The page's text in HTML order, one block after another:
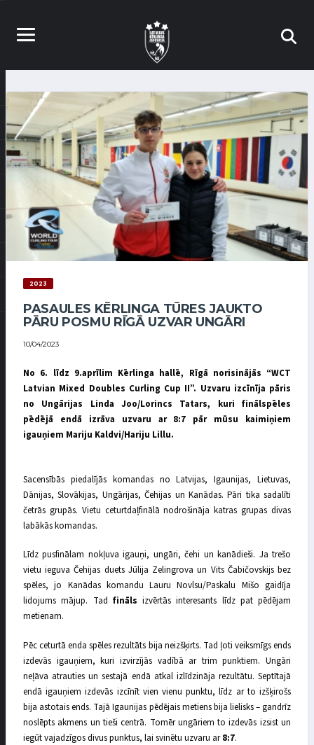
2023
PASAULES KĒRLINGA TŪRES JAUKTO
PĀRU POSMU RĪGĀ UZVAR UNGĀRI
10/04/2023
No 6. līdz 9.aprīlim Kērlinga hallē, Rīgā norisinājās “WCT
Latvian Mixed Doubles Curling Cup II”. Uzvaru izcīnīja pāris
no Ungārijas Linda Joo/Lorincs Tatars, kuri finālspēles
pēdējā endā izrāva uzvaru ar 8:7 pār mūsu kaimiņiem
igauņiem Mariju Kaldvi/Hariju Lillu.
Sacensībās piedalījās komandas no Latvijas, Igaunijas, Lietuvas,
Dānijas, Slovākijas, Ungārijas, Čehijas un Kanādas. Pāri tika sadalīti
četrās grupās. Vietu ceturtdaļfinālā nodrošināja katras grupas divas
labākās komandas.
Līdz pusfinālam nokļuva igauņi, ungāri, čehi un kanādieši. Ja trešo
vietu ieguva Čehijas duets Jūlija Zelingrova un Vits Čabičovskijs bez
spēles, jo Kanādas komandu Lauru Novlsu/Paskalu Mišo gaidīja
lidojums mājup. Tad fināls izvērtās interesants līdz pat pēdējam
metienam.
Pēc ceturtā enda spēles rezultāts bija neizšķirts. Tad ļoti veiksmīgs ends
izdevās igauņiem, kuri izvirzījās vadībā ar trim punktiem. Ungāri
neļāva atrauties un sestajā endā atkal izlīdzināja rezultātu. Septītajā
endā igauņiem izdevās izcīnīt vien vienu punktu, līdz ar to izšķirošs
bija astotais ends. Tajā Igaunijas pēdējais metiens bija lielisks – gandrīz
noslēpts akmens un tieši centrā. Tomēr ungāriem to izdevās izsist un
iegūt vajadzīgos divus punktus, lai svinētu uzvaru ar8:7.